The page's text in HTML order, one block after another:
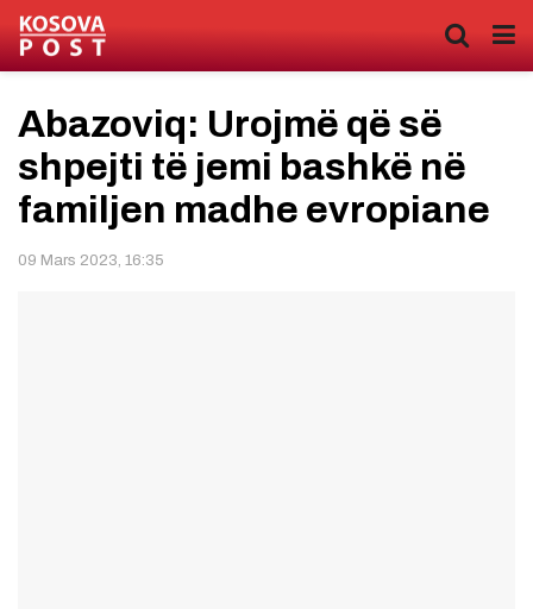
Abazoviq: Urojmë që së
shpejti të jemi bashkë në
familjen madhe evropiane
09 Mars 2023, 16:35